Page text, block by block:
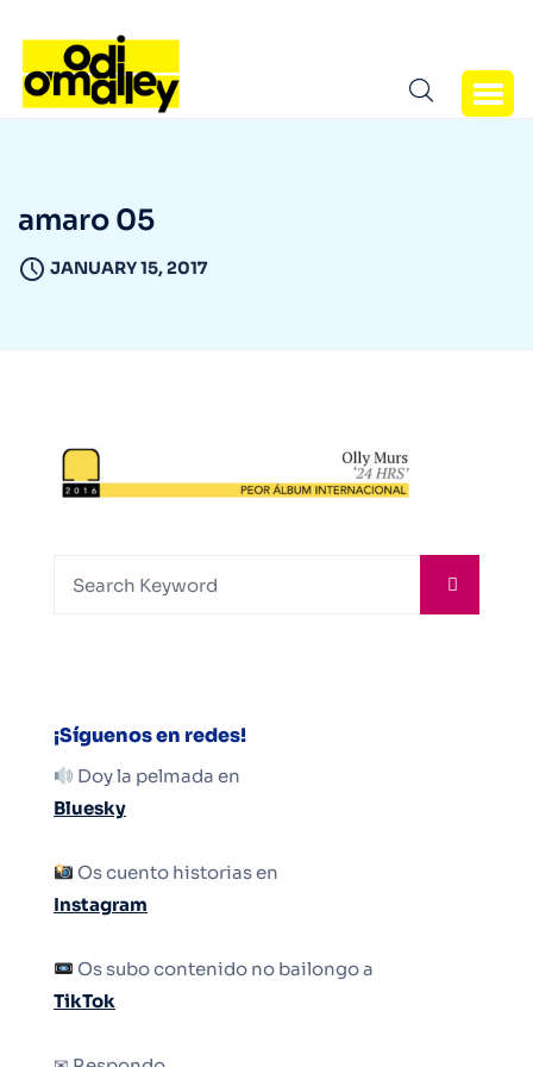
amaro 05
JANUARY 15, 2017
¡Síguenos en redes!
Doy la pelmada en
Bluesky
Os cuento historias en
Instagram
Os subo contenido no bailongo a
TikTok